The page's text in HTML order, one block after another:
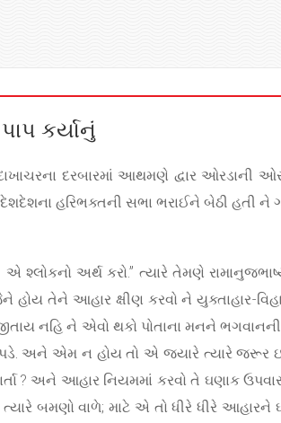
કર્યાનું
દરબારમાં આથમણે દ્વાર ઓરડાની
દેશદેશના હરિભક્તની સભા ભરાઈને બેઠી હતી
એ શ્લોકનો અર્થ કરો.” ત્યારે તેમણે
હોય તેને આહાર ક્ષીણ કરવો ને યુક્તાહાર-
નહિ ને એવો થકો પોતાના મનને
પડે. અને એમ ન હોય તો એ જ્યારે ત્યારે જરૂર
? અને આહાર નિયમમાં કરવો તે ઘણાક
બમણો વાળે; માટે એ તો ધીરે ધીરે આહારને